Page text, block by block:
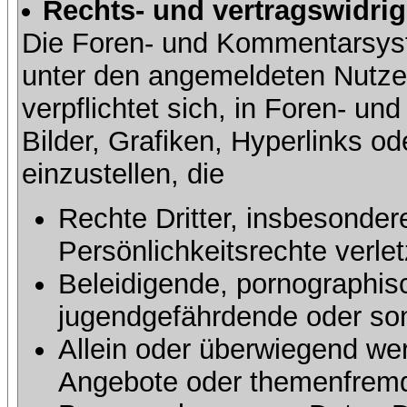
Rechts- und
Die Foren- und
unter den angemeldeten
verpflichtet sich, in Foren-
Bilder, Grafiken, Hyperlinks
einzustellen, die
Rechte Dritter,
Persönlichkeitsrechte
Beleidigende,
jugendgefährdende oder
Allein oder überwiegend
Angebote oder